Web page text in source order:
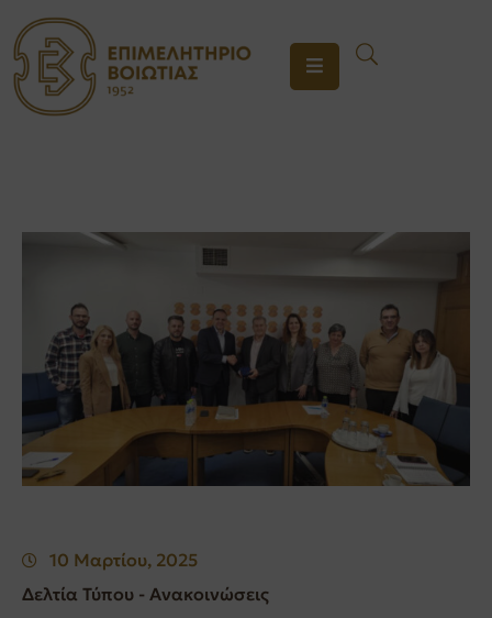
ΤΟ
ΕΠΙΜΕΛΗΤΗΡΙΟ
10 Μαρτίου, 2025
Δελτία Τύπου - Ανακοινώσεις